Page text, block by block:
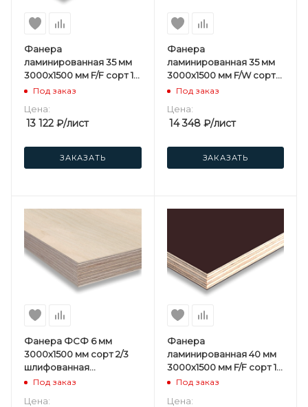
Фанера
ламинированная 35 мм
3000х1500 мм F/F сорт 1/1
березовая
Под заказ
Цена:
13 122 ₽/лист
ЗАКАЗАТЬ
Фанера
ламинированная 35 мм
3000х1500 мм F/W сорт
1/1 березовая
Под заказ
Цена:
14 348₽/лист
ЗАКАЗАТЬ
Фанера ФСФ 6 мм
3000х1500 мм сорт 2/3
шлифованная
березовая
Под заказ
Цена:
Фанера
ламинированная 40 мм
3000х1500 мм F/F сорт 1/1
березовая
Под заказ
Цена: